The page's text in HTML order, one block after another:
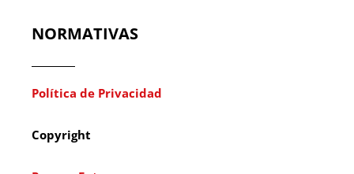
NORMATIVAS
Política de Privacidad
Copyright